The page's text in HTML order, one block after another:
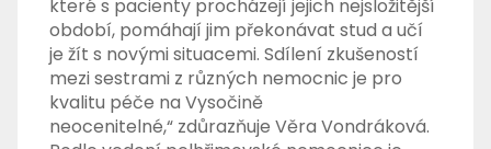
které s pacienty procházejí jejich nejsložitější
období, pomáhají jim překonávat stud a učí
je žít s novými situacemi. Sdílení zkušeností
mezi sestrami z různých nemocnic je pro
kvalitu péče na Vysočině
neocenitelné,“ zdůrazňuje Věra Vondráková.